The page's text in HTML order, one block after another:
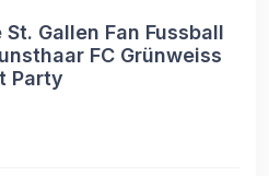
Gallen Fan Fussball
FC Grünweiss
Party